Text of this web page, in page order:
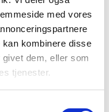
med vores
kombinere disse
dem, eller som
tjenester.